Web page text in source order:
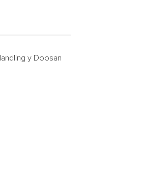
y Doosan